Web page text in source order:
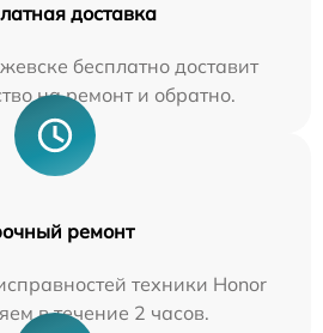
доставка
бесплатно доставит
на ремонт и обратно.
ремонт
техники Honor
в течение 2 часов.